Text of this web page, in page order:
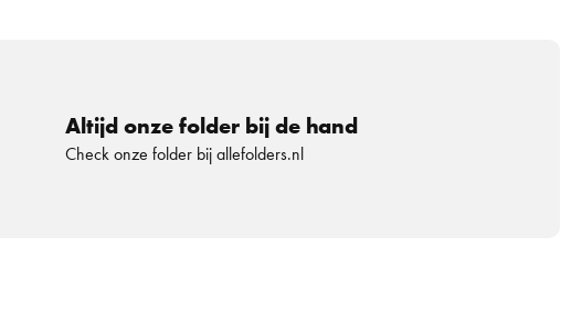
Altijd onze folder bij de hand
Check onze folder bij allefolders.nl